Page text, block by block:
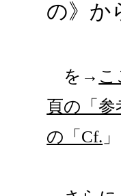
の》か
を→
頁の「参
の「Cf.